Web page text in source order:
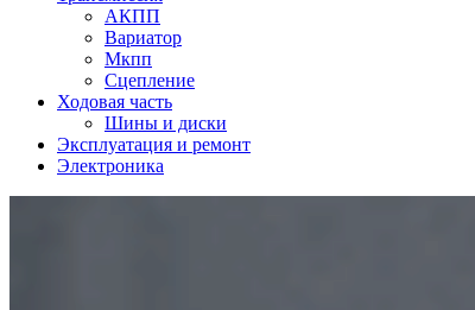
АКПП
Вариатор
Мкпп
Сцепление
Ходовая часть
Шины и диски
Эксплуатация и ремонт
Электроника